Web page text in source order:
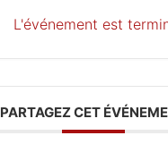
L'événement est
PARTAGEZ CET